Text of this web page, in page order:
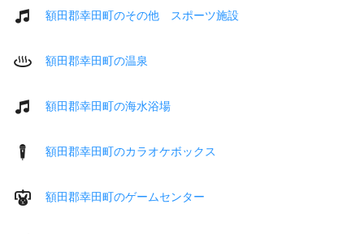
額田郡幸田町のその他 スポーツ施設
額田郡幸田町の温泉
額田郡幸田町の海水浴場
額田郡幸田町のカラオケボックス
額田郡幸田町のゲームセンター